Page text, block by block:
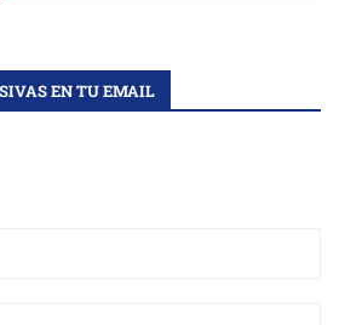
EN TU EMAIL